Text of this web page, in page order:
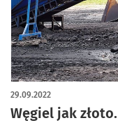
Węgiel jak
29.09.2022